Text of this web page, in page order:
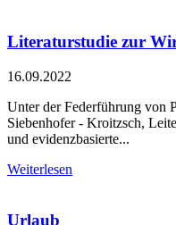
Literaturstudie zur
16.09.2022
Unter der Federführung von
Siebenhofer - Kroitzsch,
und evidenzbasierte...
Weiterlesen
Urlaub